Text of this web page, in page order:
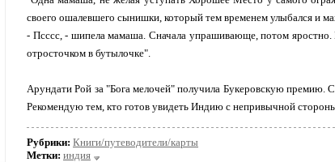
своего ошалевшего сынишки, который тем временем улыбался и
- Псссс, - шипела мамаша. Сначала упрашивающе, потом
отросточком в бутылочке".
Арундати Рой за "Бога мелочей" получила Букеровскую
Рекомендую тем, кто готов увидеть Индию с непривычной
Рубрики: Книги/путеводители/карты
Метки: индия